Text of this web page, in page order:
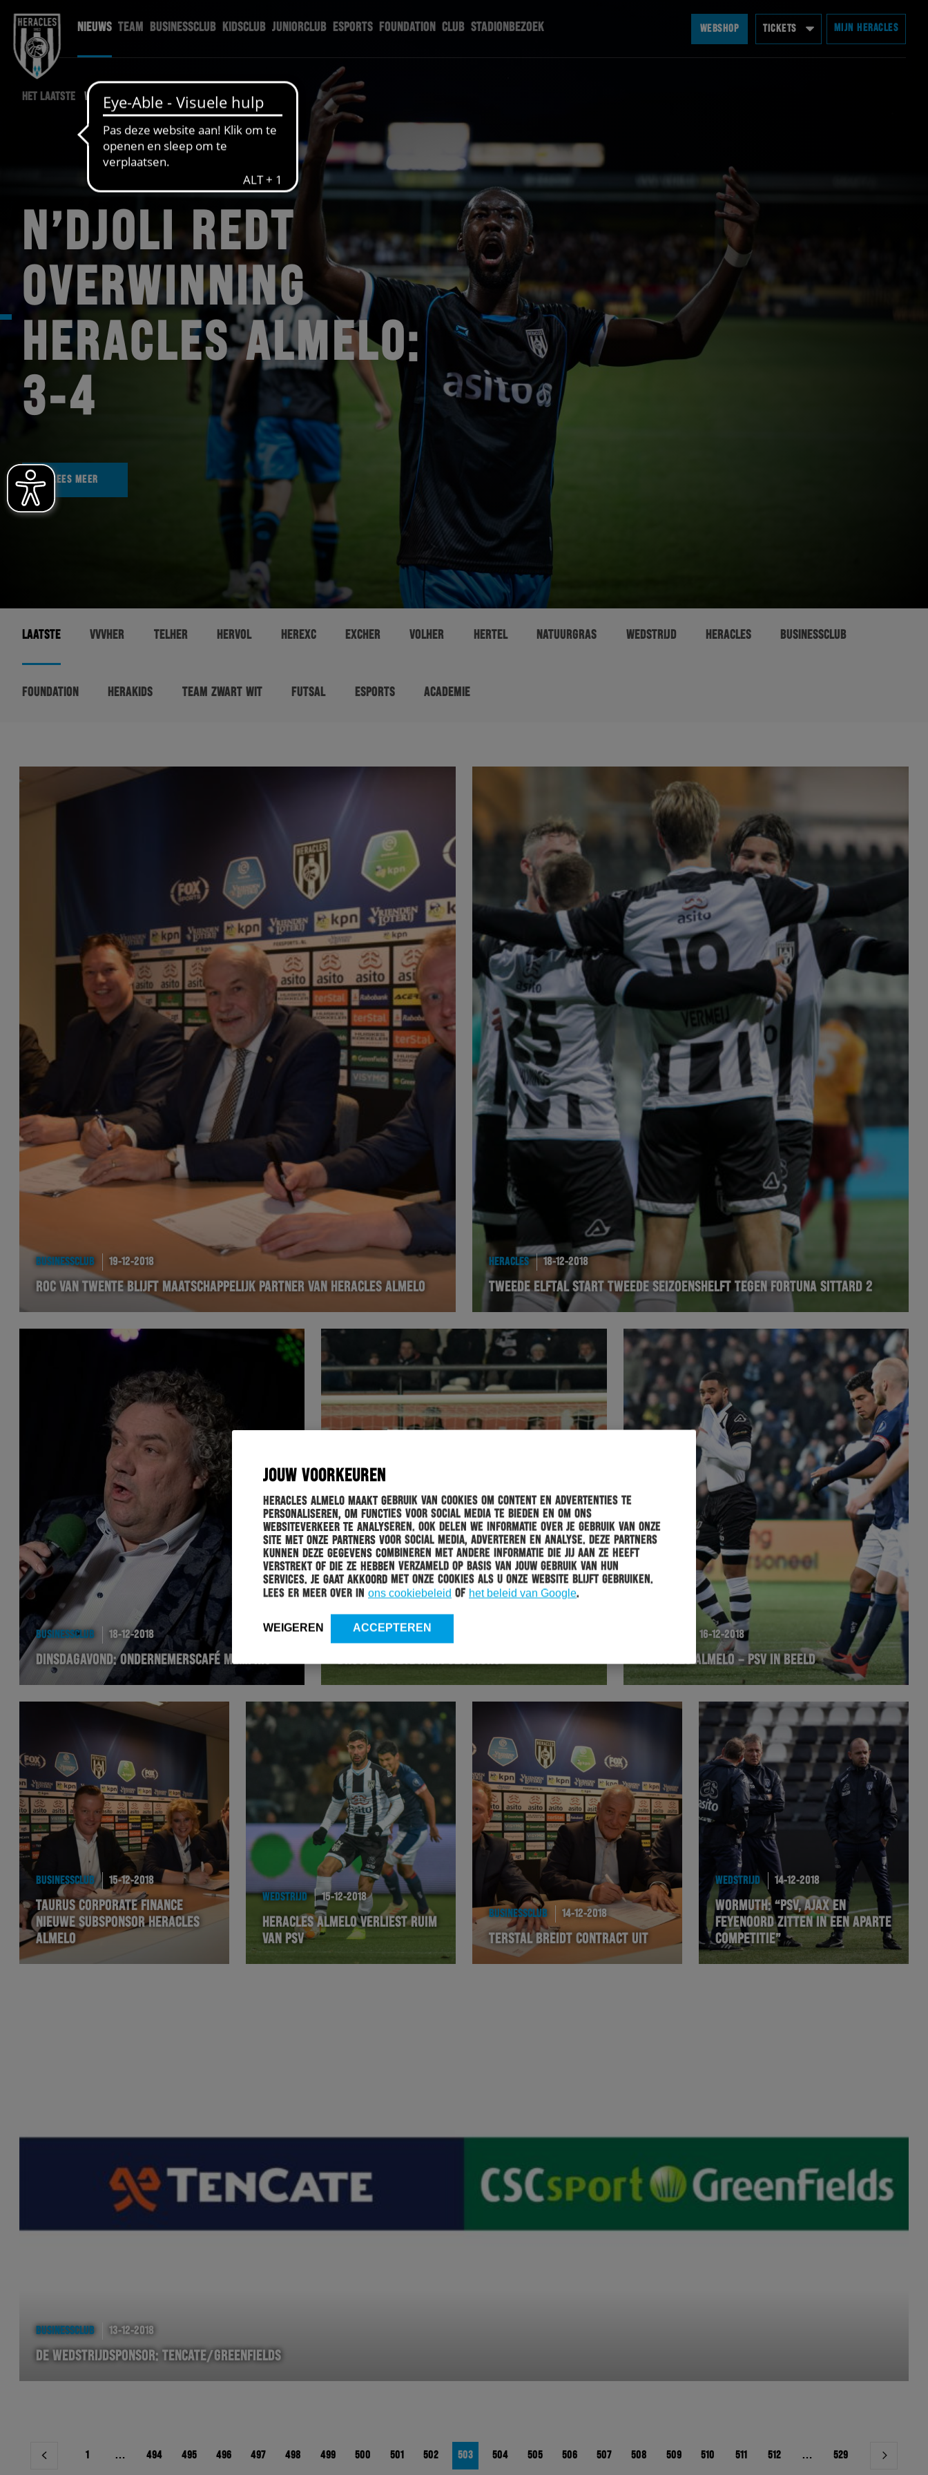
JOUW VOORKEUREN
Heracles Almelo maakt gebruik van cookies om content en advertenties te
personaliseren, om functies voor social media te bieden en om ons
websiteverkeer te analyseren. Ook delen we informatie over je gebruik van onze
site met onze partners voor social media, adverteren en analyse. Deze partners
kunnen deze gegevens combineren met andere informatie die jij aan ze heeft
verstrekt of die ze hebben verzameld op basis van jouw gebruik van hun
services. Je gaat akkoord met onze cookies als u onze website blijft gebruiken.
Lees er meer over in ons cookiebeleid of het beleid van Google.
WEIGEREN ACCEPTEREN
NIEUWS TEAM BUSINESSCLUB KIDSCLUB JUNIORCLUB ESPORTS FOUNDATION CLUB STADIONBEZOEK WEBSHOP TICKETS MIJN HERACLES
HET LAATSTE WEDSTRIJD NIEUWS
N’DJOLI REDT
OVERWINNING
HERACLES ALMELO:
3-4
LEES MEER
LAATSTE VVVHER TELHER HERVOL HEREXC EXCHER VOLHER HERTEL NATUURGRAS WEDSTRIJD HERACLES BUSINESSCLUB
FOUNDATION HERAKIDS TEAM ZWART WIT FUTSAL ESPORTS ACADEMIE
BUSINESSCLUB 19-12-2018
ROC VAN TWENTE BLIJFT MAATSCHAPPELIJK PARTNER VAN HERACLES ALMELO
HERACLES 18-12-2018
TWEEDE ELFTAL START TWEEDE SEIZOENSHELFT TEGEN FORTUNA SITTARD 2
BUSINESSCLUB 18-12-2018
DINSDAGAVOND: ONDERNEMERSCAFÉ MEMPHIS
HERACLES 17-12-2018
HERACLES ALMELO ACCEPTEERT VOORSTEL:
DROST EN CZYBORRA GESCHORST
16-12-2018
HERACLES ALMELO – PSV IN BEELD
BUSINESSCLUB 15-12-2018
TAURUS CORPORATE FINANCE
NIEUWE SUBSPONSOR HERACLES
ALMELO
WEDSTRIJD 15-12-2018
HERACLES ALMELO VERLIEST RUIM
VAN PSV
BUSINESSCLUB 14-12-2018
TERSTAL BREIDT CONTRACT UIT
WEDSTRIJD 14-12-2018
WORMUTH: “PSV, AJAX EN
FEYENOORD ZITTEN IN EEN APARTE
COMPETITIE”
BUSINESSCLUB 13-12-2018
DE WEDSTRIJDSPONSOR: TENCATE/GREENFIELDS
Berichtnavigatie
1 … 494 495 496 497 498 499 500 501 502 503 504 505 506 507 508 509 510 511 512 … 529